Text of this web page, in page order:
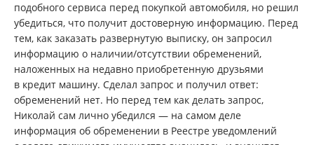
подобного сервиса перед покупкой автомобиля, но решил
убедиться, что получит достоверную информацию. Перед
тем, как заказать развернутую выписку, он запросил
информацию о наличии/отсутствии обременений,
наложенных на недавно приобретенную друзьями
в кредит машину. Сделал запрос и получил ответ:
обременений нет. Но перед тем как делать запрос,
Николай сам лично убедился — на самом деле
информация об обременении в Реестре уведомлений